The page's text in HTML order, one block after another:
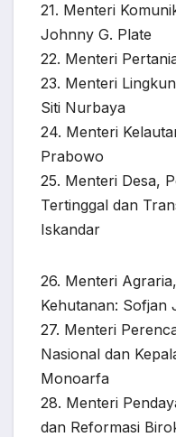
21. Menteri
Johnny G. Plate
22. Menteri
23. Menteri
Siti Nurbaya
24. Menteri
Prabowo
25. Menteri Desa,
Tertinggal dan
Iskandar
26. Menteri
Kehutanan: Sofjan
27. Menteri
Nasional dan
Monoarfa
28. Menteri
dan Reformasi